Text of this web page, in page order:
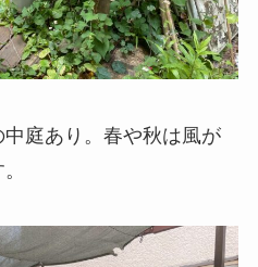
庭あり。春や秋は風が